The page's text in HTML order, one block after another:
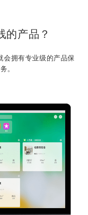
的产品？
会拥有专业级的产品保
。